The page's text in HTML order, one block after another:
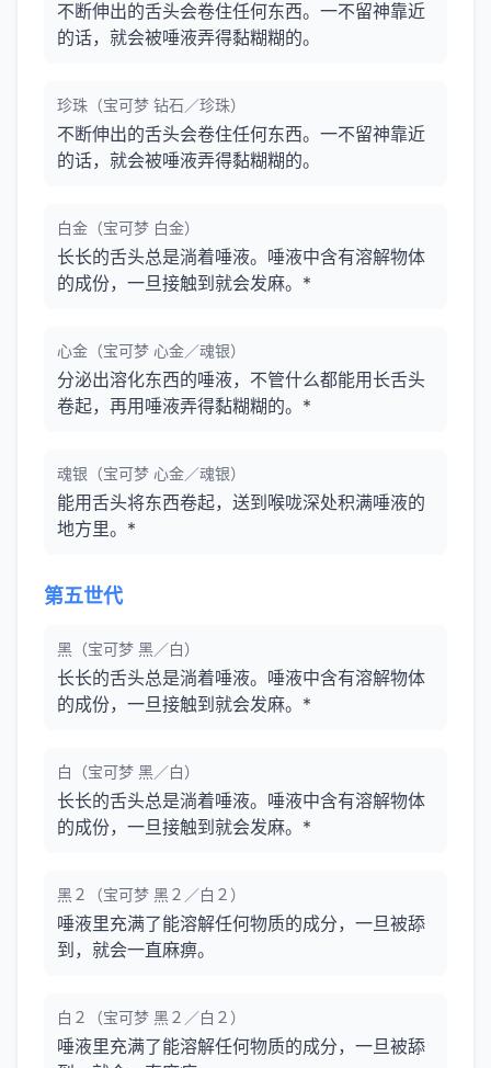
不断伸出的舌头会卷住任何东西。一不留神靠近
的话，就会被唾液弄得黏糊糊的。
珍珠（宝可梦 钻石／珍珠）
不断伸出的舌头会卷住任何东西。一不留神靠近
的话，就会被唾液弄得黏糊糊的。
白金（宝可梦 白金）
长长的舌头总是淌着唾液。唾液中含有溶解物体
的成份，一旦接触到就会发麻。*
心金（宝可梦 心金／魂银）
分泌出溶化东西的唾液，不管什么都能用长舌头
卷起，再用唾液弄得黏糊糊的。*
魂银（宝可梦 心金／魂银）
能用舌头将东西卷起，送到喉咙深处积满唾液的
地方里。*
第五世代
黑（宝可梦 黑／白）
长长的舌头总是淌着唾液。唾液中含有溶解物体
的成份，一旦接触到就会发麻。*
白（宝可梦 黑／白）
长长的舌头总是淌着唾液。唾液中含有溶解物体
的成份，一旦接触到就会发麻。*
黑２（宝可梦 黑２／白２）
唾液里充满了能溶解任何物质的成分，一旦被舔
到，就会一直麻痹。
白２（宝可梦 黑２／白２）
唾液里充满了能溶解任何物质的成分，一旦被舔